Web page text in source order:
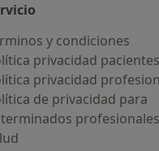
y condiciones
privacidad pacientes
privacidad
de privacidad para